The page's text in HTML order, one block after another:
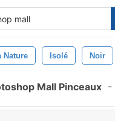
Nature Isolé Noir
Mall Pinceaux -